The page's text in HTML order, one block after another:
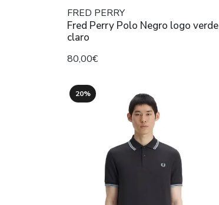
FRED PERRY
Fred Perry Polo Negro logo verde
claro
80,00€
20%